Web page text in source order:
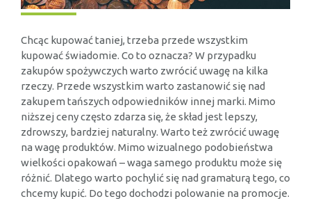
Chcąc kupować taniej, trzeba przede wszystkim
kupować świadomie. Co to oznacza? W przypadku
zakupów spożywczych warto zwrócić uwagę na kilka
rzeczy. Przede wszystkim warto zastanowić się nad
zakupem tańszych odpowiedników innej marki. Mimo
niższej ceny często zdarza się, że skład jest lepszy,
zdrowszy, bardziej naturalny. Warto też zwrócić uwagę
na wagę produktów. Mimo wizualnego podobieństwa
wielkości opakowań – waga samego produktu może się
różnić. Dlatego warto pochylić się nad gramaturą tego, co
chcemy kupić. Do tego dochodzi polowanie na promocje.